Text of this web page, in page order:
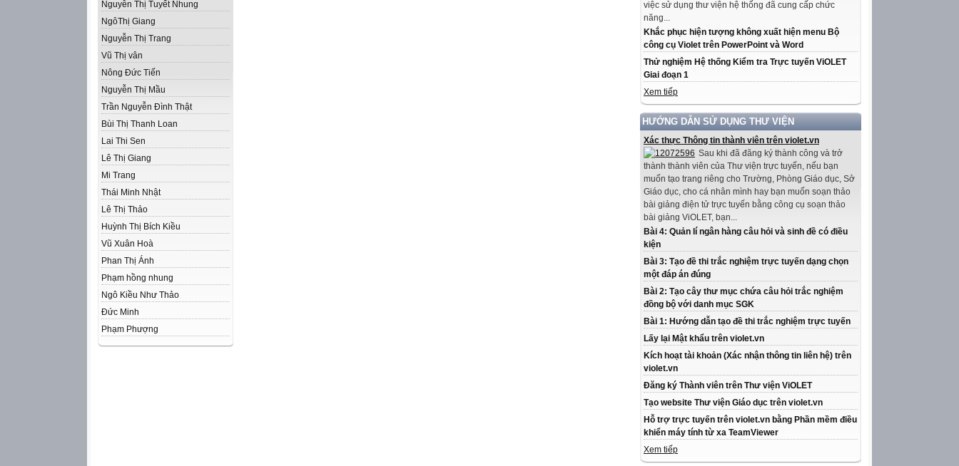
Nguyễn Thị Tuyết Nhung
NgôThị Giang
Nguyễn Thị Trang
Vũ Thị vân
Nông Đức Tiến
Nguyễn Thị Mầu
Trần Nguyễn Đình Thật
Bùi Thị Thanh Loan
Lai Thi Sen
Lê Thị Giang
Mi Trang
Thái Minh Nhật
Lê Thị Thảo
Huỳnh Thị Bích Kiều
Vũ Xuân Hoà
Phan Thị Ánh
Phạm hồng nhung
Ngô Kiều Như Thảo
Đức Minh
Phạm Phượng
việc sử dụng thư viện hệ thống đã cung cấp chức
năng...
Khắc phục hiện tượng không xuất hiện menu Bộ
công cụ Violet trên PowerPoint và Word
Thử nghiệm Hệ thống Kiểm tra Trực tuyến ViOLET
Giai đoạn 1
Xem tiếp
HƯỚNG DẪN SỬ DỤNG THƯ VIỆN
Xác thực Thông tin thành viên trên violet.vn
Sau khi đã đăng ký thành công và trở
thành thành viên của Thư viện trực tuyến, nếu bạn
muốn tạo trang riêng cho Trường, Phòng Giáo dục, Sở
Giáo dục, cho cá nhân mình hay bạn muốn soạn thảo
bài giảng điện tử trực tuyến bằng công cụ soạn thảo
bài giảng ViOLET, bạn...
Bài 4: Quản lí ngân hàng câu hỏi và sinh đề có điều
kiện
Bài 3: Tạo đề thi trắc nghiệm trực tuyến dạng chọn
một đáp án đúng
Bài 2: Tạo cây thư mục chứa câu hỏi trắc nghiệm
đồng bộ với danh mục SGK
Bài 1: Hướng dẫn tạo đề thi trắc nghiệm trực tuyến
Lấy lại Mật khẩu trên violet.vn
Kích hoạt tài khoản (Xác nhận thông tin liên hệ) trên
violet.vn
Đăng ký Thành viên trên Thư viện ViOLET
Tạo website Thư viện Giáo dục trên violet.vn
Hỗ trợ trực tuyến trên violet.vn bằng Phần mềm điều
khiển máy tính từ xa TeamViewer
Xem tiếp